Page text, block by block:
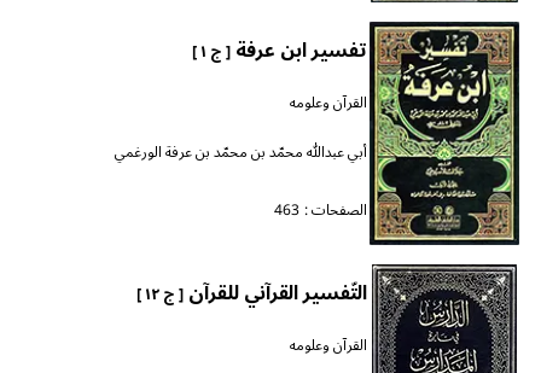
تفسير ابن عرفة[ ج ١ ]
القرآن وعلومه
أبي عبدالله محمّد بن محمّد بن عرفة الورغمي
الصفحات : 463
التّفسير القرآني للقرآن[ ج ١٢ ]
القرآن وعلومه